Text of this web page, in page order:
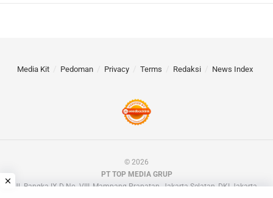
Media Kit Pedoman Privacy Terms Redaksi News Index
© 2026
PT TOP MEDIA GRUP
Jl. Bangka IX D No. VIII, Mampang Prapatan, Jakarta Selatan, DKI Jakarta.